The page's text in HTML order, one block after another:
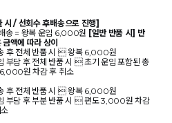
시 / 선회수 후배송으로 진행]
송 = 왕복 운임 6,000원 [일반 반품 시] 반
액에 따라 상이
후 전체 반품 시  왕복 6,000원
부담 후 전체 반품 시  초기 운임 포함된 총
원 차감 후 취소
후 전체 반품 시  왕복 6,000원
부담 후 부분 반품 시  편도 3,000원 차감